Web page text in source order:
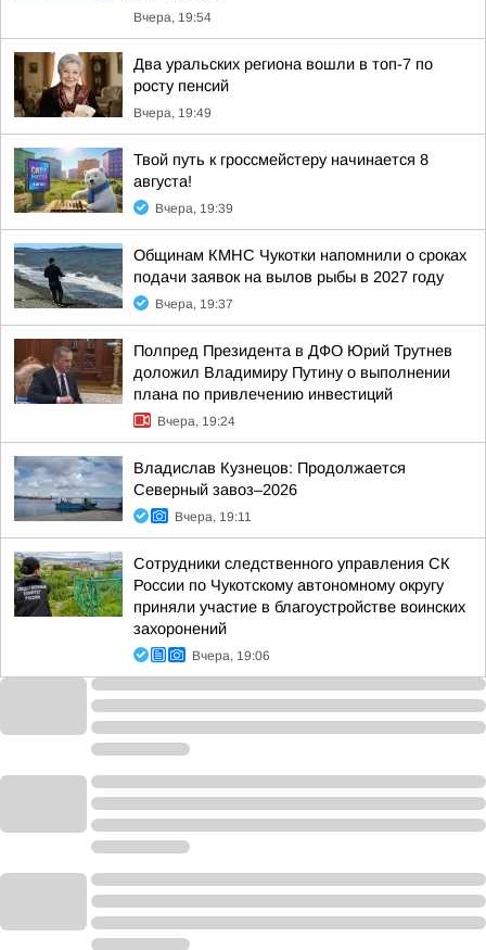
Вчера, 19:54
Два уральских региона вошли в топ-7 по
росту пенсий
Вчера, 19:49
Твой путь к гроссмейстеру начинается 8
августа!
Вчера, 19:39
Общинам КМНС Чукотки напомнили о сроках
подачи заявок на вылов рыбы в 2027 году
Вчера, 19:37
Полпред Президента в ДФО Юрий Трутнев
доложил Владимиру Путину о выполнении
плана по привлечению инвестиций
Вчера, 19:24
Владислав Кузнецов: Продолжается
Северный завоз–2026
Вчера, 19:11
Сотрудники следственного управления СК
России по Чукотскому автономному округу
приняли участие в благоустройстве воинских
захоронений
Вчера, 19:06